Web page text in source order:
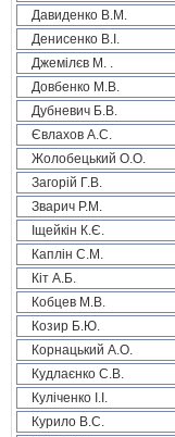
Давиденко В.М.
Денисенко В.І.
Джемілєв М. .
Довбенко М.В.
Дубневич Б.В.
Євлахов А.С.
Жолобецький О.О.
Загорій Г.В.
Зварич Р.М.
Іщейкін К.Є.
Каплін С.М.
Кіт А.Б.
Кобцев М.В.
Козир Б.Ю.
Корнацький А.О.
Кудлаєнко С.В.
Куліченко І.І.
Курило В.С.